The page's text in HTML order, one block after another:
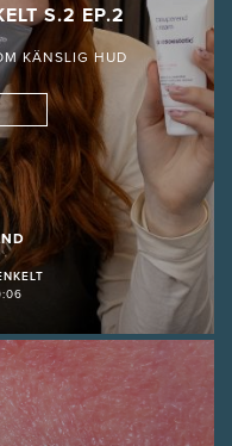
S.2 EP.2
KÄNSLIG HUD